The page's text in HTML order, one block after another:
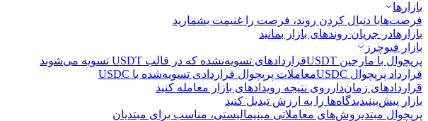
بازارها
فرصت‌هابا دنبال کردن روند، فرصت را غنیمت بشمارید
بازارهادر جریان روندهای بازار بمانید
بازار فیوچرز
پرپچوال با مارجین USDT
قراردادهای تسویه‌نشده که در قالب USDT تسویه می‌شوند
قرارداد پرپچوال USDC
معاملات پرپچوال قراردادی تسویه‌شده با USDC
قراردادهای زمان‌دار روی نتیجه رویدادهای بازار معامله کنید
بازار پیش‌بینیدیدگاه‌ها را به ارزش تبدیل کنید
پرپچوال مبتدیروش‌های معاملاتی مینیمالیستی، مناسب برای مبتدیان